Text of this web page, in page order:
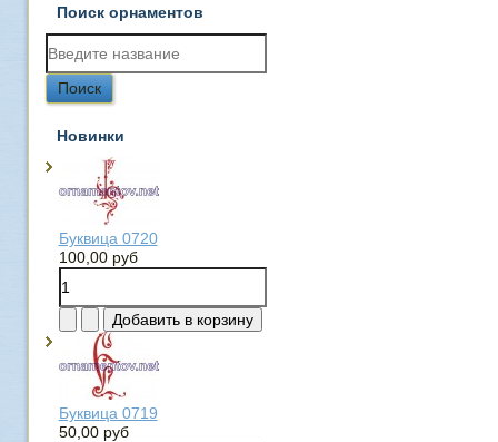
Поиск орнаментов
Новинки
Буквица 0720
100,00 руб
Буквица 0719
50,00 руб